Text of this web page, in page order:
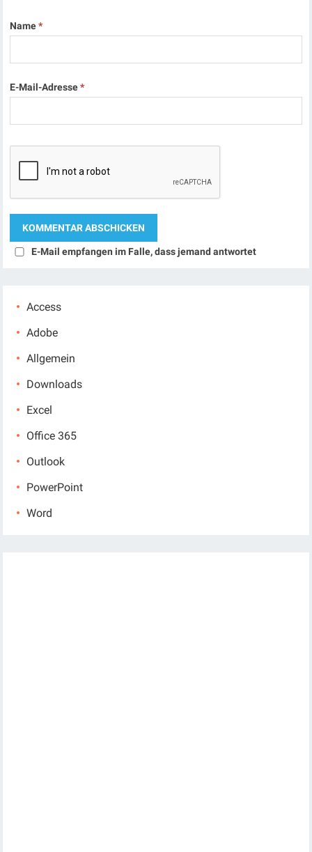
Name*
E-Mail-Adresse*
E-Mail empfangen im Falle, dass jemand antwortet
Access
Adobe
Allgemein
Downloads
Excel
Office 365
Outlook
PowerPoint
Word